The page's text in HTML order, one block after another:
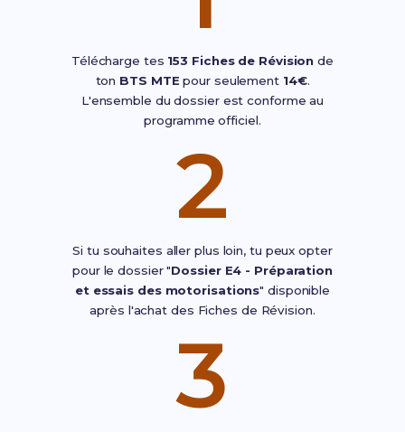
Télécharge tes 153 Fiches de Révision de
ton BTS MTE pour seulement 14€.
L'ensemble du dossier est conforme au
programme officiel.
2
Si tu souhaites aller plus loin, tu peux opter
pour le dossier "Dossier E4 - Préparation
et essais des motorisations" disponible
après l'achat des Fiches de Révision.
3